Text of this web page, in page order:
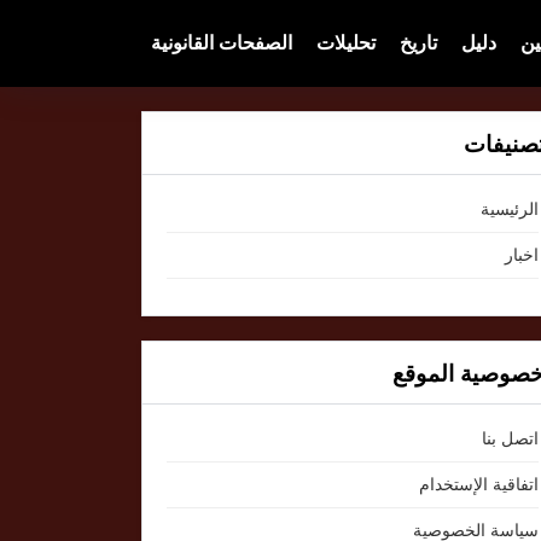
دليل تاريخ تحليلات الصفحات القانونية
الرئيسية
اخبار
الموقع
اتصل بنا
اتفاقية الإستخدام
سياسة الخصوصية